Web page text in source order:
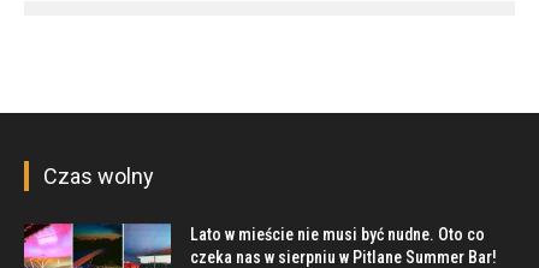
Czas wolny
Lato w mieście nie musi być nudne. Oto co
czeka nas w sierpniu w Pitlane Summer Bar!